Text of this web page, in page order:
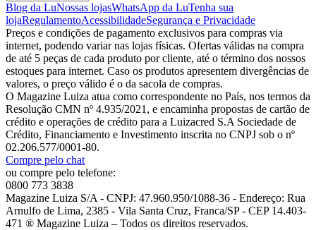
Blog da LuNossas lojasWhatsApp da LuTenha sua
lojaRegulamentoAcessibilidadeSegurança e Privacidade
Preços e condições de pagamento exclusivos para compras via
internet, podendo variar nas lojas físicas. Ofertas válidas na compra
de até 5 peças de cada produto por cliente, até o término dos nossos
estoques para internet. Caso os produtos apresentem divergências de
valores, o preço válido é o da sacola de compras.
O Magazine Luiza atua como correspondente no País, nos termos da
Resolução CMN nº 4.935/2021, e encaminha propostas de cartão de
crédito e operações de crédito para a Luizacred S.A Sociedade de
Crédito, Financiamento e Investimento inscrita no CNPJ sob o nº
02.206.577/0001-80.
Compre pelo chat
ou compre pelo telefone:
0800 773 3838
Magazine Luiza S/A - CNPJ: 47.960.950/1088-36 - Endereço: Rua
Arnulfo de Lima, 2385 - Vila Santa Cruz, Franca/SP - CEP 14.403-
471 ® Magazine Luiza – Todos os direitos reservados.